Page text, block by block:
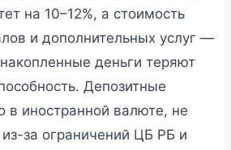
на 10–12%, а стоимость
и дополнительных услуг —
деньги теряют
Депозитные
в иностранной валюте, не
за ограничений ЦБ РБ и